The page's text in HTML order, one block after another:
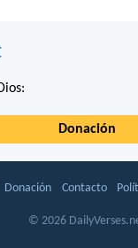
Donación
Donación Contacto
© 2026